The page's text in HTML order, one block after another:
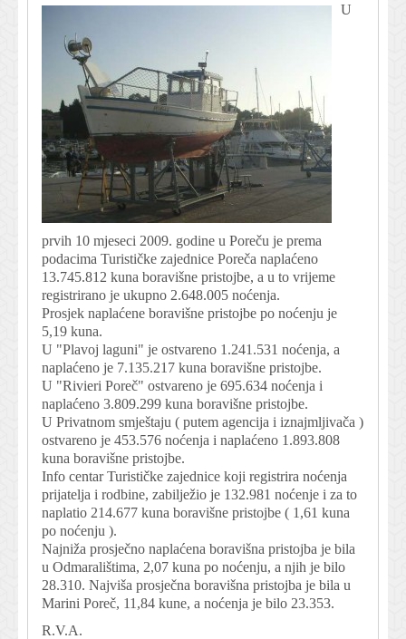
U
prvih 10 mjeseci 2009. godine u Poreču je prema
podacima Turističke zajednice Poreča naplaćeno
13.745.812 kuna boravišne pristojbe, a u to vrijeme
registrirano je ukupno 2.648.005 noćenja.
Prosjek naplaćene boravišne pristojbe po noćenju je
5,19 kuna.
U "Plavoj laguni" je ostvareno 1.241.531 noćenja, a
naplaćeno je 7.135.217 kuna boravišne pristojbe.
U "Rivieri Poreč" ostvareno je 695.634 noćenja i
naplaćeno 3.809.299 kuna boravišne pristojbe.
U Privatnom smještaju ( putem agencija i iznajmljivača )
ostvareno je 453.576 noćenja i naplaćeno 1.893.808
kuna boravišne pristojbe.
Info centar Turističke zajednice koji registrira noćenja
prijatelja i rodbine, zabilježio je 132.981 noćenje i za to
naplatio 214.677 kuna boravišne pristojbe ( 1,61 kuna
po noćenju ).
Najniža prosječno naplaćena boravišna pristojba je bila
u Odmaralištima, 2,07 kuna po noćenju, a njih je bilo
28.310. Najviša prosječna boravišna pristojba je bila u
Marini Poreč, 11,84 kune, a noćenja je bilo 23.353.
R.V.A.